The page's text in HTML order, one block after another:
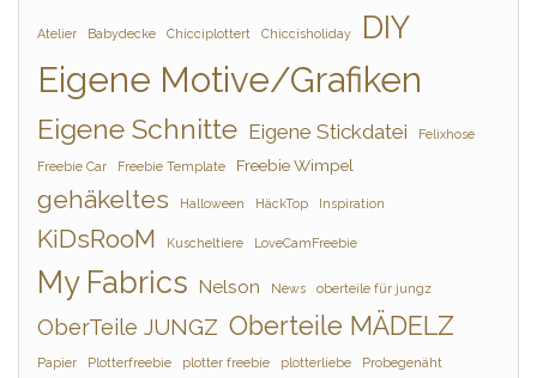
Atelier Babydecke Chicciplottert Chiccisholiday DIY
Eigene Motive/Grafiken
Eigene Schnitte Eigene Stickdatei Felixhose
Freebie Car Freebie Template Freebie Wimpel
gehäkeltes Halloween HäckTop Inspiration
KiDsRooM Kuscheltiere LoveCamFreebie
My Fabrics Nelson News oberteile für jungz
OberTeile JUNGZ Oberteile MÄDELZ
Papier Plotterfreebie plotter freebie plotterliebe
Probegenäht